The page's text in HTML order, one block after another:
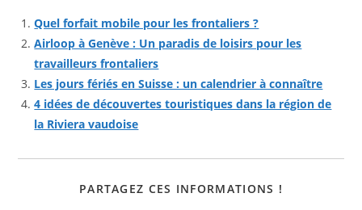
Quel forfait mobile pour les frontaliers ?
Airloop à Genève : Un paradis de loisirs pour les
travailleurs frontaliers
Les jours fériés en Suisse : un calendrier à connaître
4 idées de découvertes touristiques dans la région de
la Riviera vaudoise
PARTAGEZ CES INFORMATIONS !